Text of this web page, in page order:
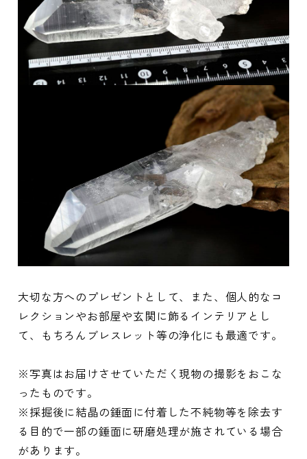
大切な方へのプレゼントとして、また、個人的なコ
レクションやお部屋や玄関に飾るインテリアとし
て、もちろんブレスレット等の浄化にも最適です。
※写真はお届けさせていただく現物の撮影をおこな
ったものです。
※採掘後に結晶の錘面に付着した不純物等を除去す
る目的で一部の錘面に研磨処理が施されている場合
があります。